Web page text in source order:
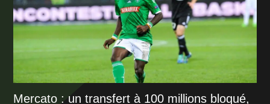
Mercato : un transfert à 100 millions bloqué,